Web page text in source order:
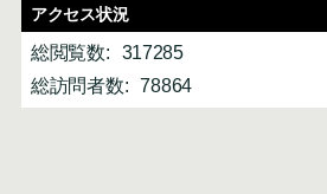
アクセス状況
総閲覧数:
317285
総訪問者数:
78864